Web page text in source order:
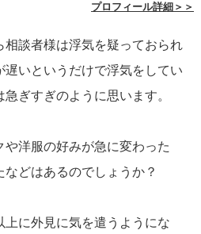
プロフィール詳細＞＞
談者様は浮気を疑っておられ
遅いというだけで浮気をしてい
ぎすぎのように思います。
洋服の好みが急に変わった
どはあるのでしょうか？
に外見に気を遣うようにな